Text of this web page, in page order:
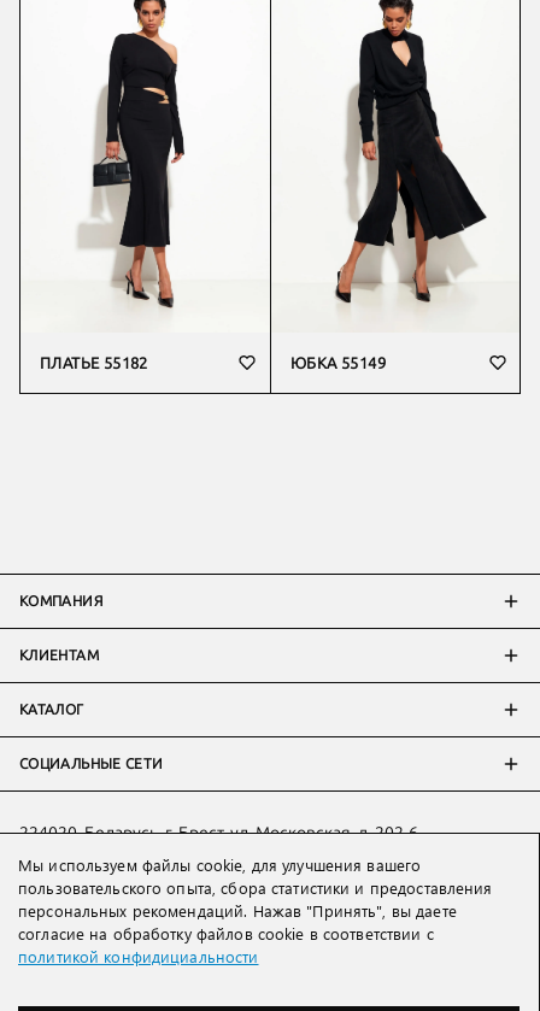
ПЛАТЬЕ 55182 ЮБКА 55149
КОМПАНИЯ
КЛИЕНТАМ
КАТАЛОГ
СОЦИАЛЬНЫЕ СЕТИ
214018 Россия, г. Смоленск, пр-т. Гагарина, д. 19
224020, Беларусь, г. Брест, ул. Московская, д. 202-6
Тел:+7 993 398 36 60(WhatsApp
Тел:+375 29 205 80 10( WhatsApp,Viber)
Email:ved@lakbi.com
Мы используем файлы cookie, для улучшения вашего
пользовательского опыта, сбора статистики и предоставления
персональных рекомендаций. Нажав "Принять", вы даете
согласие на обработку файлов cookie в соответствии с
политикой конфидициальности